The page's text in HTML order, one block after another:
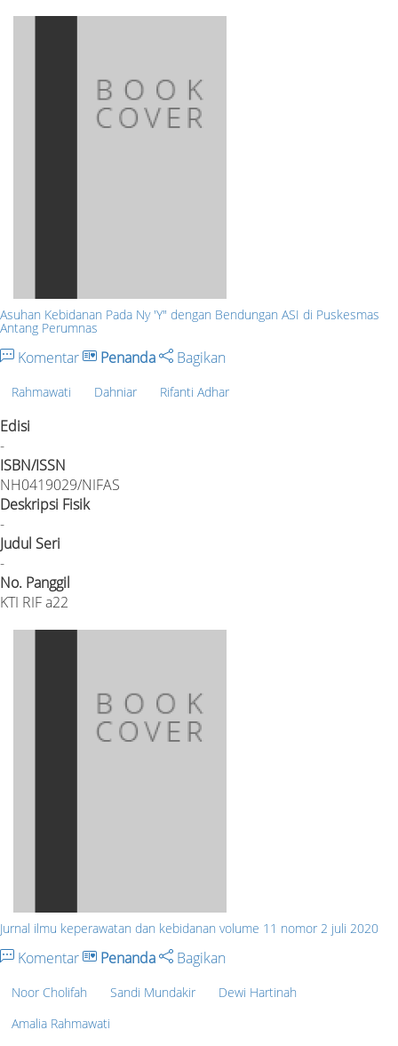
Asuhan Kebidanan Pada Ny 'Y" dengan Bendungan ASI di Puskesmas
Antang Perumnas
Komentar Penanda Bagikan
Rahmawati Dahniar Rifanti Adhar
Edisi
-
ISBN/ISSN
NH0419029/NIFAS
Deskripsi Fisik
-
Judul Seri
-
No. Panggil
KTI RIF a22
Jurnal ilmu keperawatan dan kebidanan volume 11 nomor 2 juli 2020
Komentar Penanda Bagikan
Noor Cholifah Sandi Mundakir
Dewi Hartinah
Amalia Rahmawati